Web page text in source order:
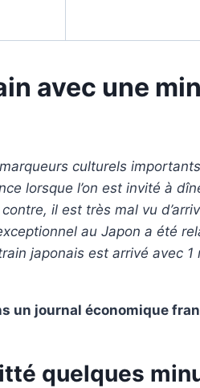
avec une
culturels
lorsque l’on est invité à
il est très mal vu
au Japon a été
japonais est arrivé avec
un journal économique
quelques